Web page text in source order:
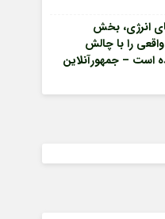
انرژی، بخش
را با چالش
است – جمهورآنلاین